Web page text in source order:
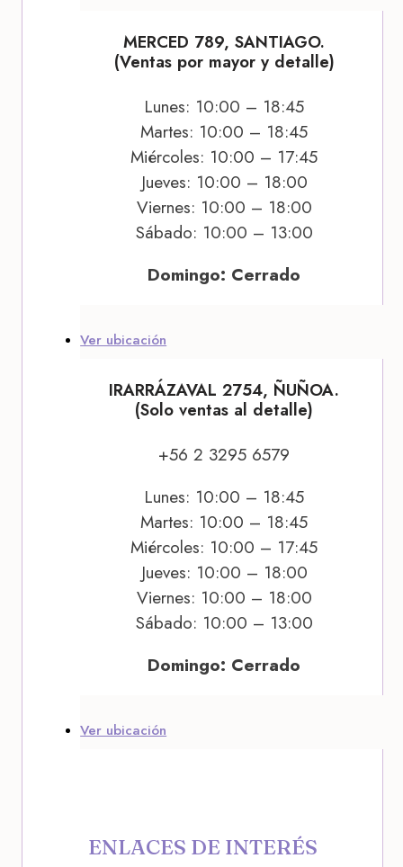
MERCED 789, SANTIAGO.
(Ventas por mayor y detalle)
Lunes: 10:00 – 18:45
Martes: 10:00 – 18:45
Miércoles: 10:00 – 17:45
Jueves: 10:00 – 18:00
Viernes: 10:00 – 18:00
Sábado: 10:00 – 13:00
Domingo: Cerrado
Ver ubicación
IRARRÁZAVAL 2754, ÑUÑOA.
(Solo ventas al detalle)
+56 2 3295 6579
Lunes: 10:00 – 18:45
Martes: 10:00 – 18:45
Miércoles: 10:00 – 17:45
Jueves: 10:00 – 18:00
Viernes: 10:00 – 18:00
Sábado: 10:00 – 13:00
Domingo: Cerrado
Ver ubicación
ENLACES DE INTERÉS